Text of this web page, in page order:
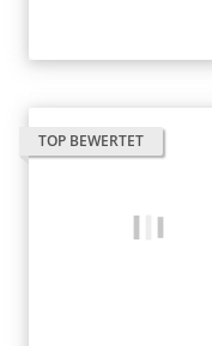
TOP BEWERTET